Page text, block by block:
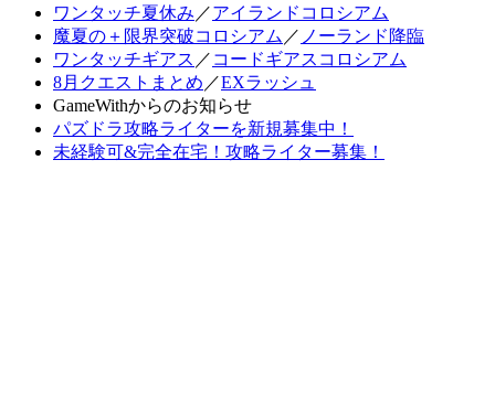
ワンタッチ夏休み ／アイランドコロシアム
魔夏の＋限界突破コロシアム ／ ノーランド降臨
ワンタッチギアス ／ コードギアスコロシアム
8月クエストまとめ ／EXラッシュ
GameWithからのお知らせ
パズドラ攻略ライターを新規募集中！
未経験可&完全在宅！攻略ライター募集！